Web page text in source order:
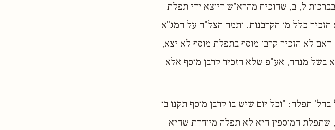
ל, ב, שהוכיח מהרא"ש דיוצא ידי תפלת
הזכיר כלל מן הקרבנות. ותמה הצל"ח על המג"א
לא הזכיר קרבן מוסף בתפלת מוסף לא יצא,
בשל מנחה, אע"פ שלא הזכיר קרבן מוסף אלא
תפלה: "וכל יום שיש בו קרבן מוסף תקנו בו
שתפלת המוספין היא לא תפלה מיוחדת שהיא